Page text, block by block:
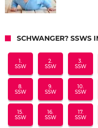
SCHWANGER? SSWS
1.
SSW
2.
SSW
3.
SSW
8.
SSW
9.
SSW
10.
SSW
15.
SSW
16.
SSW
17.
SSW